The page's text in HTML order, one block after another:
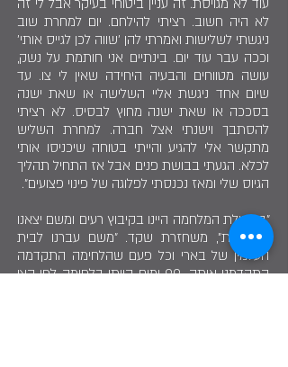
עוד לא מגויסת. זה עניין ביטוחי בעיקר אבל לי זה
לא היה חשוב. רציתי להילחם. יום למחרת שוב
ניגשתי לשלישות ואמרתי להן 'שווה לכן לגייס אותי'
וככה עבר עוד יום. בינתיים אני חותמת על נשק,
עושה מטווחים והבעיה היחידה שאין לי צו. עד
שיום אחד ניגשת אליי השלישה או שאת ישנה
בסככה או שאת ישנה מחוץ לבסיס. לא רציתי
להסתבך וישנתי אצל חברה. למחרת השליש
מתקשר אלי להגיע והייתי בטוחה שיכניסו אותי
לכלא. הגעתי בבושת פנים אבל אז התחיל תהליך
הגיוס שלי ומאז נכנסתי לפלוגה של פינוי פצועים".
"בתחילת המלחמה היינו בקיבוץ רעים ומשם יצאנו
לפעילויות", משחזרת שקד. "משם עברנו לבית
העלמין של בארי וכל פעם שהלחימה התקדמה
התקדמנו איתה. 99 ימים הייתי בלחימה לפי הצו